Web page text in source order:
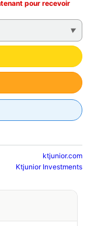
pour recevoir
ktjunior.com
Ktjunior Investments